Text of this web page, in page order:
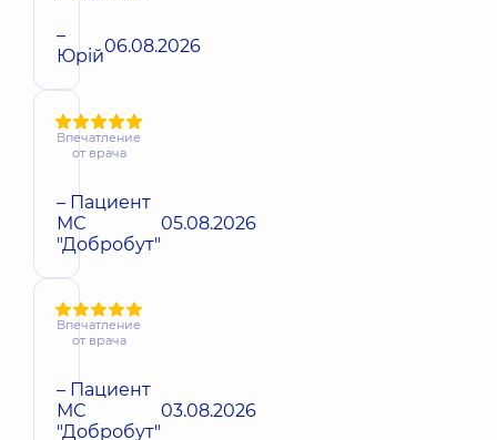
–
Юрій06.08.2026
Впечатление
от врача
– Пациент
МС
"Добробут"
05.08.2026
Впечатление
от врача
– Пациент
МС
"Добробут"
03.08.2026